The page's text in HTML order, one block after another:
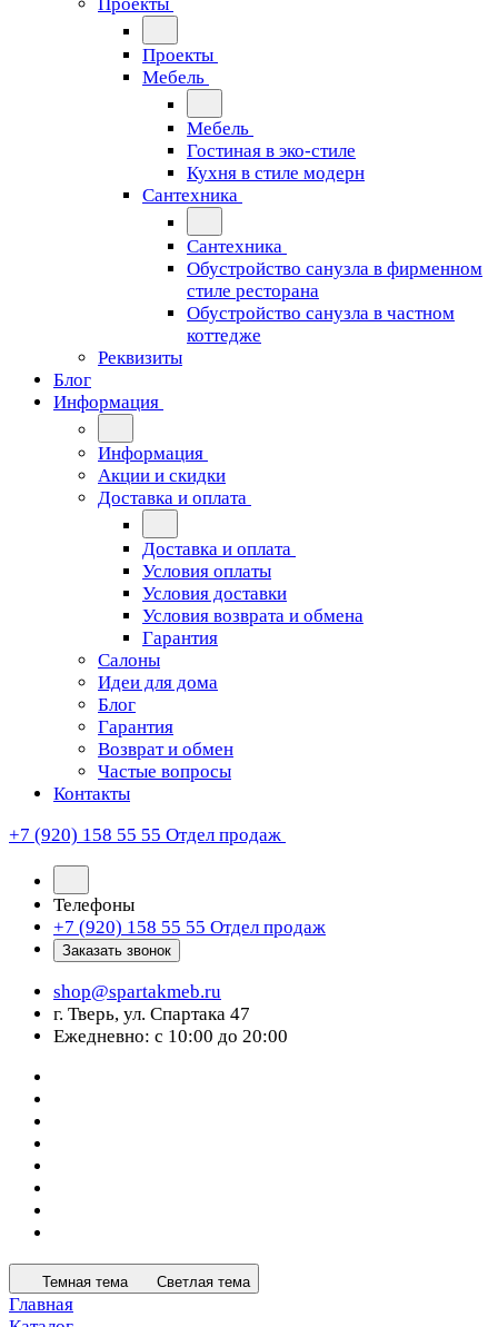
Проекты
Мебель
Мебель
Гостиная в эко-стиле
Кухня в стиле модерн
Сантехника
Сантехника
Обустройство санузла в фирменном
стиле ресторана
Обустройство санузла в частном
коттедже
Реквизиты
Блог
Информация
Информация
Акции и скидки
Доставка и оплата
Доставка и оплата
Условия оплаты
Условия доставки
Условия возврата и обмена
Гарантия
Салоны
Идеи для дома
Блог
Гарантия
Возврат и обмен
Частые вопросы
Контакты
+7 (920) 158 55 55 Отдел продаж
Телефоны
+7 (920) 158 55 55 Отдел продаж
Заказать звонок
shop@spartakmeb.ru
г. Тверь, ул. Спартака 47
Ежедневно: с 10:00 до 20:00
Темная тема Светлая тема
Главная